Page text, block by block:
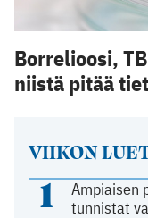
VIIKON
1
Ampiaisen
tunnistat
Borrelioosi,
niistä pitää